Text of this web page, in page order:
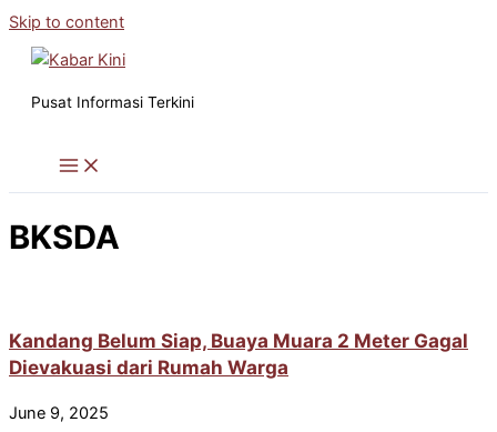
Skip to content
Pusat Informasi Terkini
BKSDA
Kandang Belum Siap, Buaya Muara 2 Meter Gagal
Dievakuasi dari Rumah Warga
June 9, 2025